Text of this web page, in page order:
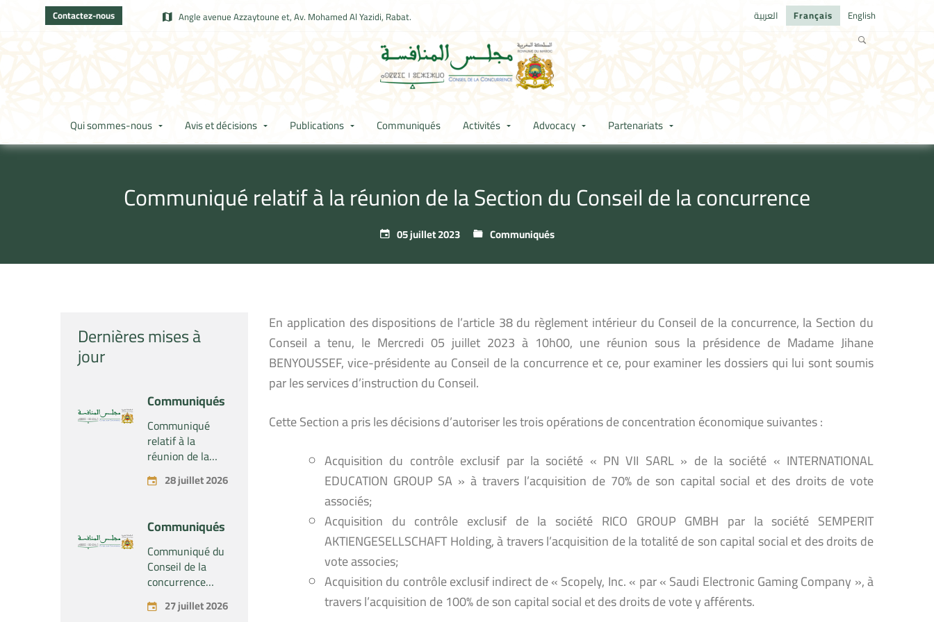
Contactez-nous Angle avenue Azzaytoune et, Av. Mohamed Al Yazidi, Rabat. العربية Français English
Qui sommes-nous Avis et décisions Publications Communiqués Activités Advocacy Partenariats
Communiqué relatif à la réunion de la Section du Conseil de la concurrence
05 juillet 2023 Communiqués
Dernières mises à
jour
Communiqués
Communiqué
relatif à la
réunion de la
Section du
Conseil de la
Tenue le mardi
28 juillet 2026
28 juillet 2026
Communiqués
Communiqué du
Conseil de la
concurrence
relatif au projet
de concentration
27 juillet 2026
En application des dispositions de l’article 38 du règlement intérieur du Conseil de la concurrence, la Section du
Conseil a tenu, le Mercredi 05 juillet 2023 à 10h00, une réunion sous la présidence de Madame Jihane
BENYOUSSEF, vice-présidente au Conseil de la concurrence et ce, pour examiner les dossiers qui lui sont soumis
par les services d’instruction du Conseil.
Cette Section a pris les décisions d’autoriser les trois opérations de concentration économique suivantes :
Acquisition du contrôle exclusif par la société « PN VII SARL » de la société « INTERNATIONAL
EDUCATION GROUP SA » à travers l’acquisition de 70% de son capital social et des droits de vote
associés;
Acquisition du contrôle exclusif de la société RICO GROUP GMBH par la société SEMPERIT
AKTIENGESELLSCHAFT Holding, à travers l’acquisition de la totalité de son capital social et des droits de
vote associes;
Acquisition du contrôle exclusif indirect de « Scopely, Inc. « par « Saudi Electronic Gaming Company », à
travers l’acquisition de 100% de son capital social et des droits de vote y afférents.